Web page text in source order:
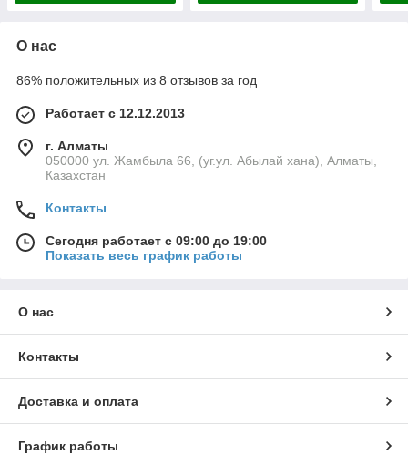
О нас
86% положительных из 8 отзывов за год
Работает с 12.12.2013
г. Алматы
050000 ул. Жамбыла 66, (уг.ул. Абылай хана), Алматы,
Казахстан
Контакты
Сегодня работает с 09:00 до 19:00
Показать весь график работы
О нас
Контакты
Доставка и оплата
График работы